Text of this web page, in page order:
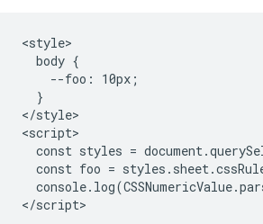
<style>
  body {
    --foo: 10px;
  }
</style>
<script>
const styles =
const foo =